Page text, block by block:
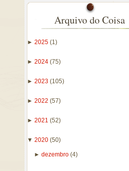
Arquivo do Coisa
► 2025 (1)
► 2024 (75)
► 2023 (105)
► 2022 (57)
► 2021 (52)
▼ 2020 (50)
► dezembro (4)